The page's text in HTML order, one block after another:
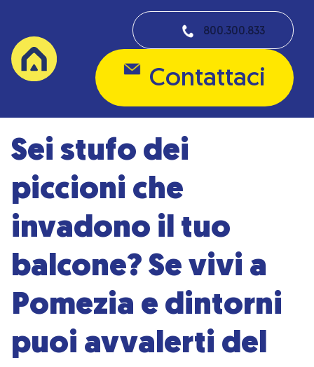
800.300.833
Contattaci
Sei stufo dei
piccioni che
invadono il tuo
balcone? Se vivi a
Pomezia e dintorni
puoi avvalerti del